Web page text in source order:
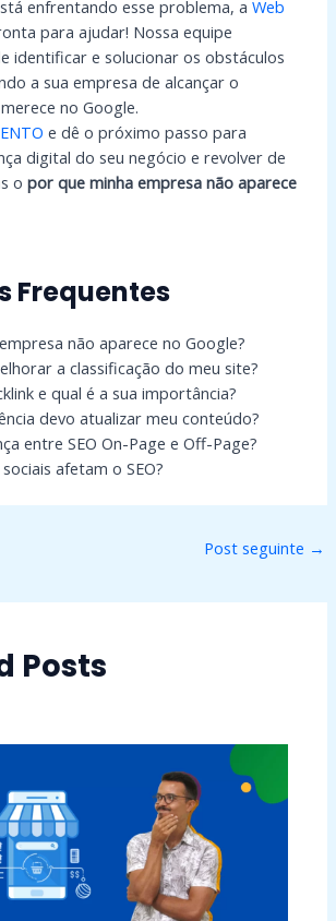
enfrentando esse problema, aWeb
para ajudar! Nossa equipe
identificar e solucionar os obstáculos
a sua empresa de alcançar o
no Google.
e dê o próximo passo para
digital do seu negócio e revolver de
opor que minha empresa não aparece
Frequentes
não aparece no Google?
a classificação do meu site?
e qual é a sua importância?
devo atualizar meu conteúdo?
entre SEO On-Page e Off-Page?
afetam o SEO?
Post seguinte →
Posts